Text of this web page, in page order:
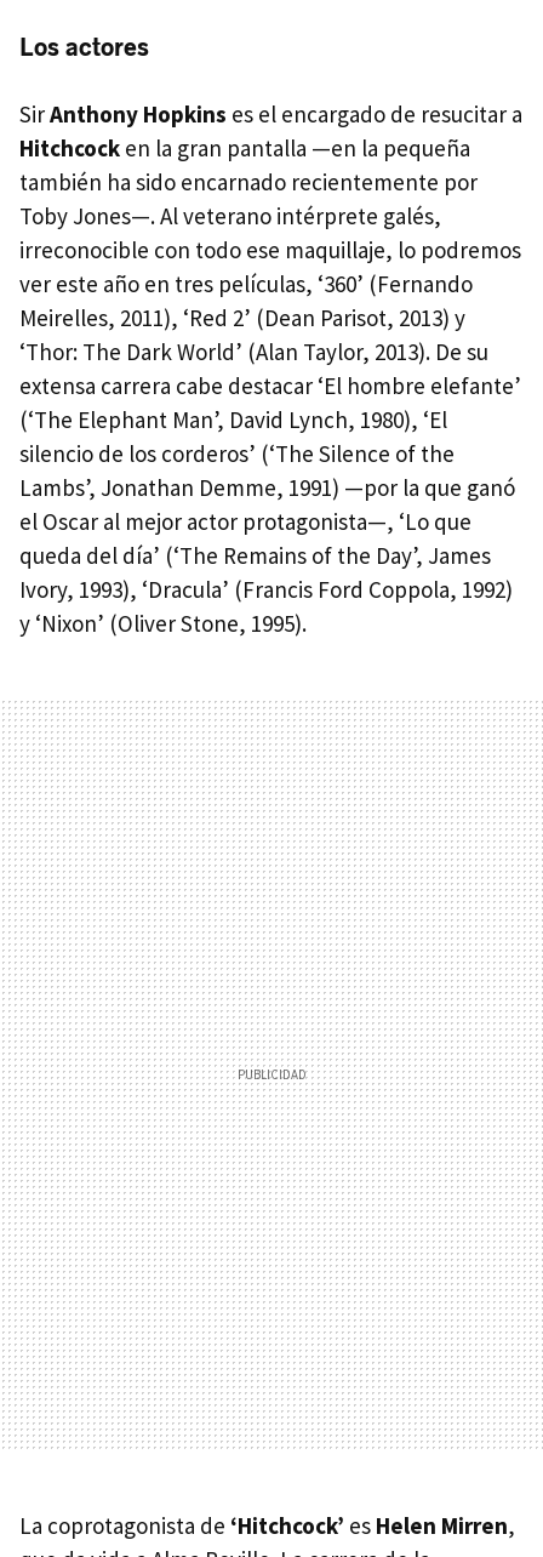
Los actores
SirAnthony Hopkins es el encargado de resucitar a
Hitchcock en la gran pantalla —en la pequeña
también ha sido encarnado recientemente por
Toby Jones—. Al veterano intérprete galés,
irreconocible con todo ese maquillaje, lo podremos
ver este año en tres películas, ‘360’ (Fernando
Meirelles, 2011), ‘Red 2’ (Dean Parisot, 2013) y
‘Thor: The Dark World’ (Alan Taylor, 2013). De su
extensa carrera cabe destacar ‘El hombre elefante’
(‘The Elephant Man’, David Lynch, 1980), ‘El
silencio de los corderos’ (‘The Silence of the
Lambs’, Jonathan Demme, 1991) —por la que ganó
el Oscar al mejor actor protagonista—, ‘Lo que
queda del día’ (‘The Remains of the Day’, James
Ivory, 1993), ‘Dracula’ (Francis Ford Coppola, 1992)
y ‘Nixon’ (Oliver Stone, 1995).
La coprotagonista de ‘Hitchcock’ es Helen Mirren,